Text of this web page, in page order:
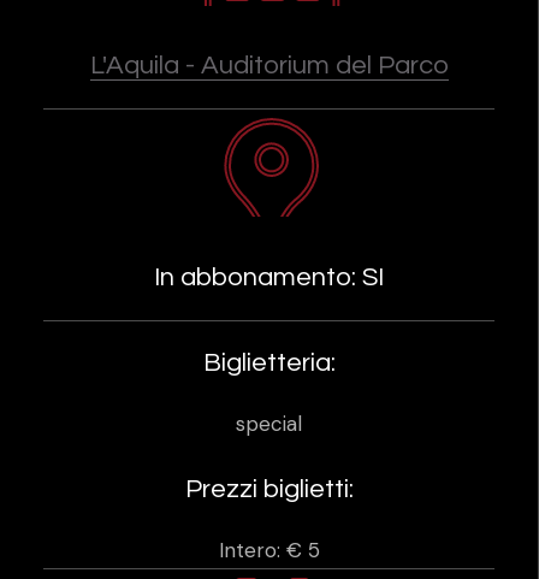
L'Aquila - Auditorium del Parco
In abbonamento: SI
Biglietteria:
special
Prezzi biglietti:
Intero: € 5